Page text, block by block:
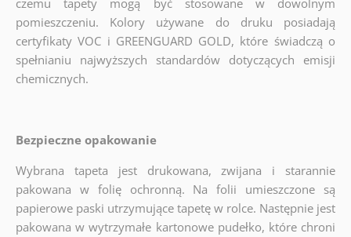
czemu tapety mogą być stosowane w dowolnym
pomieszczeniu. Kolory używane do druku posiadają
certyfikaty VOC i GREENGUARD GOLD, które świadczą o
spełnianiu najwyższych standardów dotyczących emisji
chemicznych.
Bezpieczne opakowanie
Wybrana tapeta jest drukowana, zwijana i starannie
pakowana w folię ochronną. Na folii umieszczone są
papierowe paski utrzymujące tapetę w rolce. Następnie jest
pakowana w wytrzymałe kartonowe pudełko, które chroni